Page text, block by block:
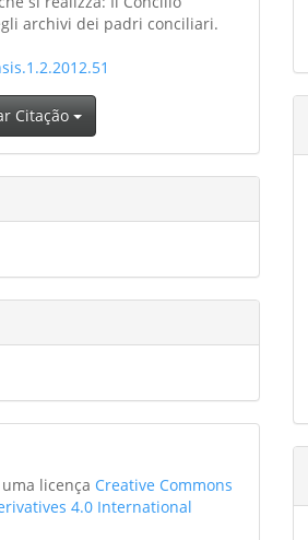
archivi dei padri conciliari.
Citação
licença Creative Commons
4.0 International